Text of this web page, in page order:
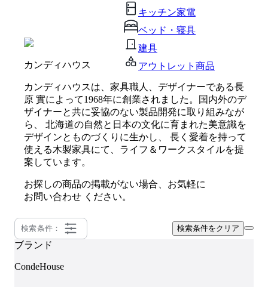
キッチン家電
ベッド・寝具
建具
アウトレット商品
カンディハウス
カンディハウスは、家具職人、デザイナーである長
原 實によって1968年に創業されました。国内外のデ
ザイナーと共に妥協のない製品開発に取り組みなが
ら、 北海道の自然と日本の文化に育まれた美意識を
デザインとものづくりに生かし、 長く愛着を持って
使える木製家具にて、ライフ＆ワークスタイルを提
案しています。
お探しの商品の掲載がない場合、お気軽に
お問い合わせ ください。
検索条件： 検索条件をクリア
ブランド
CondeHouse